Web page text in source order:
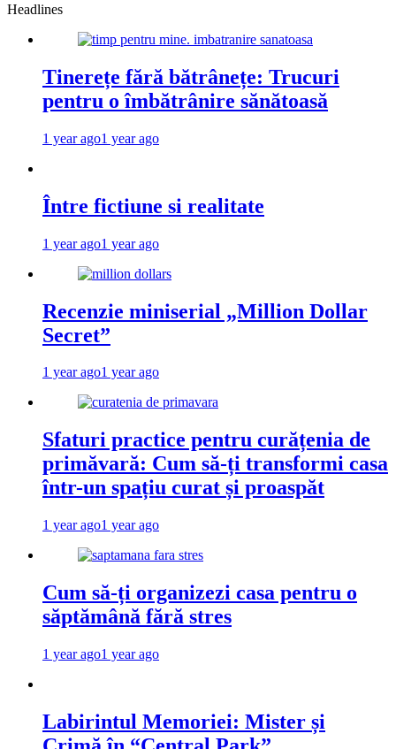
Headlines
Tinerețe fără bătrânețe: Trucuri
pentru o îmbătrânire sănătoasă
1 year ago1 year ago
Între fictiune si realitate
1 year ago1 year ago
Recenzie miniserial „Million Dollar
Secret”
1 year ago1 year ago
Sfaturi practice pentru curățenia de
primăvară: Cum să-ți transformi casa
într-un spațiu curat și proaspăt
1 year ago1 year ago
Cum să-ți organizezi casa pentru o
săptămână fără stres
1 year ago1 year ago
Labirintul Memoriei: Mister și